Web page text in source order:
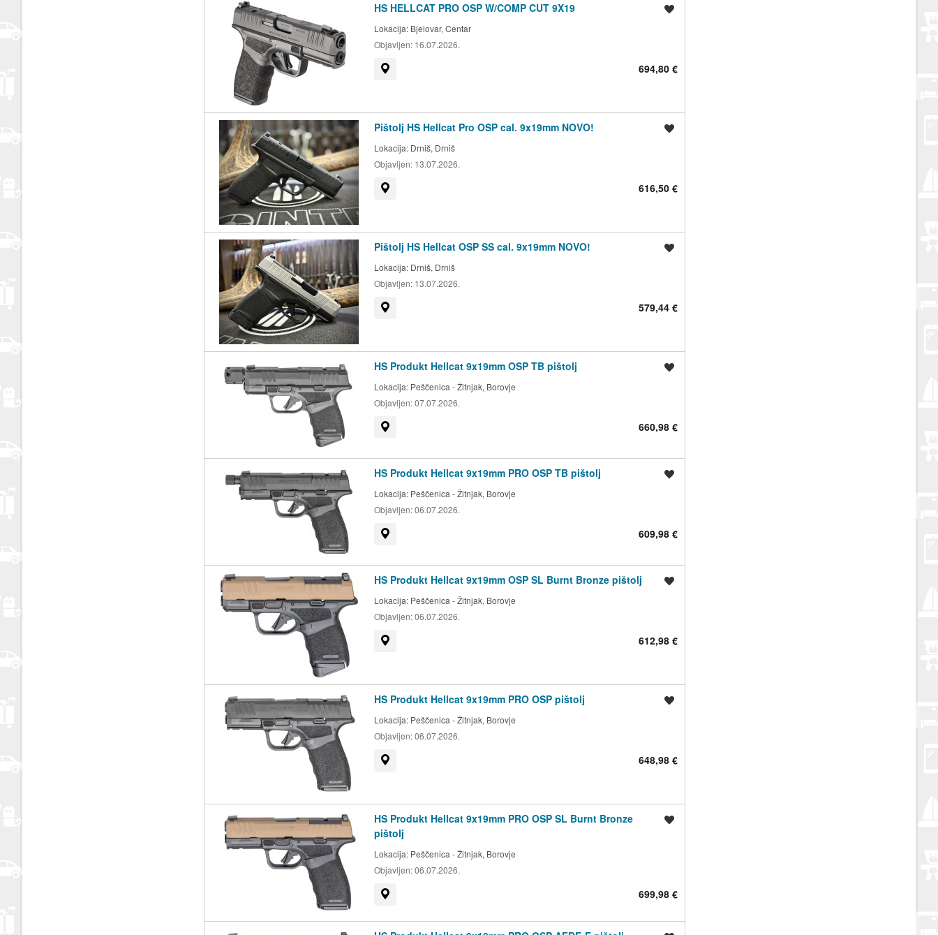
HS HELLCAT PRO OSP W/COMP CUT 9X19
Lokacija: Bjelovar, Centar
Objavljen: 16.07.2026.
694,80 €
Pištolj HS Hellcat Pro OSP cal. 9x19mm NOVO!
Lokacija: Drniš, Drniš
Objavljen: 13.07.2026.
616,50 €
Pištolj HS Hellcat OSP SS cal. 9x19mm NOVO!
Lokacija: Drniš, Drniš
Objavljen: 13.07.2026.
579,44 €
HS Produkt Hellcat 9x19mm OSP TB pištolj
Lokacija: Peščenica - Žitnjak, Borovje
Objavljen:07.07.2026.
660,98 €
HS Produkt Hellcat 9x19mm PRO OSP TB pištolj
Lokacija: Peščenica - Žitnjak, Borovje
Objavljen:06.07.2026.
609,98 €
HS Produkt Hellcat 9x19mm OSP SL Burnt Bronze pištolj
Lokacija: Peščenica - Žitnjak, Borovje
Objavljen:06.07.2026.
612,98 €
HS Produkt Hellcat 9x19mm PRO OSP pištolj
Lokacija: Peščenica - Žitnjak, Borovje
Objavljen:06.07.2026.
648,98 €
HS Produkt Hellcat 9x19mm PRO OSP SL Burnt Bronze
pištolj
Lokacija: Peščenica - Žitnjak, Borovje
Objavljen:06.07.2026.
699,98 €